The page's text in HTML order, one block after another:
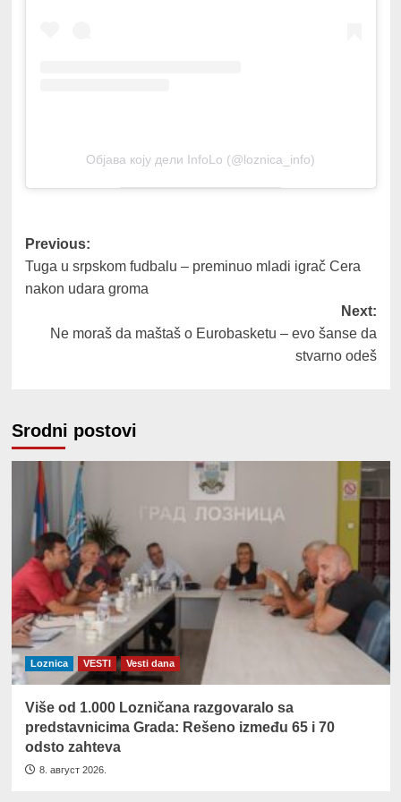
Објава коју дели InfoLo (@loznica_info)
Post
navigation
Previous:
Tuga u srpskom fudbalu – preminuo mladi igrač Cera
nakon udara groma
Next:
Ne moraš da maštaš o Eurobasketu – evo šanse da
stvarno odeš
Srodni postovi
Loznica VESTI Vesti dana
Više od 1.000 Lozničana razgovaralo sa
predstavnicima Grada: Rešeno između 65 i 70
odsto zahteva
8. август 2026.